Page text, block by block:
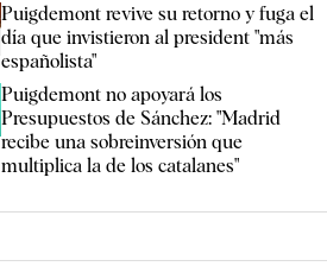
Puigdemont revive su retorno y fuga el
día que invistieron al president "más
españolista"
Puigdemont no apoyará los
Presupuestos de Sánchez: "Madrid
recibe una sobreinversión que
multiplica la de los catalanes"